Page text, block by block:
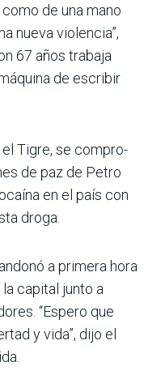
de una mano
nueva violencia”,
67 años trabaja
de escribir
el Tigre, se compro­
de paz de Petro
en el país con
droga.
a primera hora
capital junto a
“Espero que
y vida”, dijo el